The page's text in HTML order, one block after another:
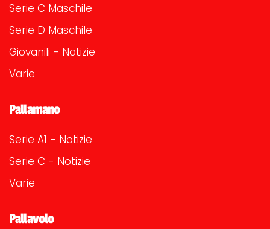
Serie C Maschile
Serie D Maschile
Giovanili - Notizie
Varie
Pallamano
Serie A1 - Notizie
Serie C - Notizie
Varie
Pallavolo